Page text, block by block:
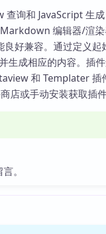
询和 JavaScript 生
编辑器/渲
好兼容。通过定义起
成相应的内容。插
和 Templater 插
店或手动安装获取插件
。